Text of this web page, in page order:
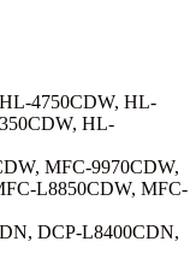
4750CDW, HL-
HL-
MFC-9970CDW,
L8850CDW, MFC-
DCP-L8400CDN,